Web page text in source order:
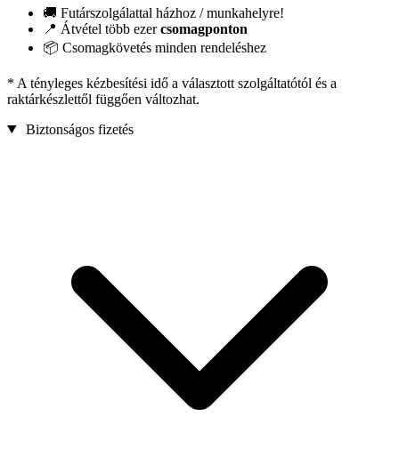
🚚 Futárszolgálattal házhoz / munkahelyre!
📍 Átvétel több ezercsomagponton
📦 Csomagkövetés minden rendeléshez
* A tényleges kézbesítési idő a választott szolgáltatótól és a
raktárkészlettől függően változhat.
Biztonságos fizetés